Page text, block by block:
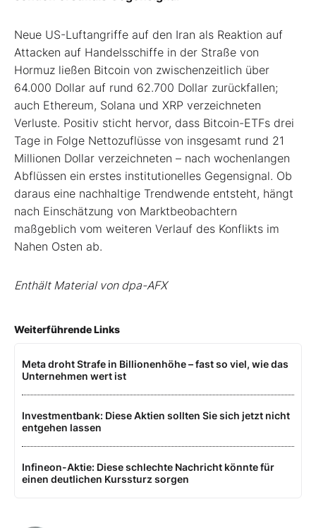
Neue US-Luftangriffe auf den Iran als Reaktion auf
Attacken auf Handelsschiffe in der Straße von
Hormuz ließen Bitcoin von zwischenzeitlich über
64.000 Dollar auf rund 62.700 Dollar zurückfallen;
auch Ethereum, Solana und XRP verzeichneten
Verluste. Positiv sticht hervor, dass Bitcoin-ETFs drei
Tage in Folge Nettozuflüsse von insgesamt rund 21
Millionen Dollar verzeichneten – nach wochenlangen
Abflüssen ein erstes institutionelles Gegensignal. Ob
daraus eine nachhaltige Trendwende entsteht, hängt
nach Einschätzung von Marktbeobachtern
maßgeblich vom weiteren Verlauf des Konflikts im
Nahen Osten ab.
Enthält Material von dpa-AFX
Weiterführende Links
Meta droht Strafe in Billionenhöhe – fast so viel, wie das
Unternehmen wert ist
Investmentbank: Diese Aktien sollten Sie sich jetzt nicht
entgehen lassen
Infineon-Aktie: Diese schlechte Nachricht könnte für
einen deutlichen Kurssturz sorgen